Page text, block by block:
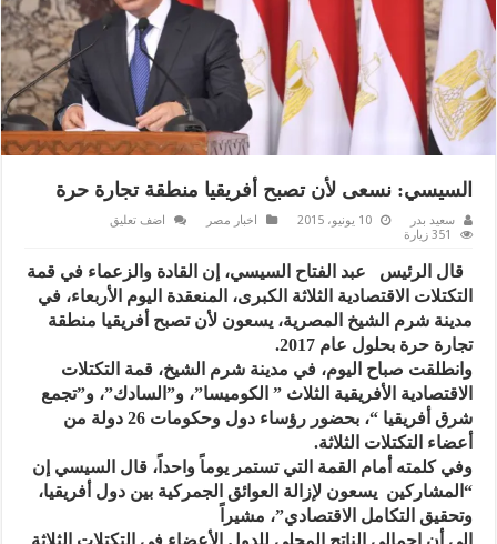
السيسي: نسعى لأن تصبح أفريقيا منطقة تجارة حرة
سعيد بدر 10 يونيو، 2015 اخبار مصر
اضف تعليق
351 زيارة
قال الرئيس عبد الفتاح السيسي، إن القادة والزعماء في قمة
التكتلات الاقتصادية الثلاثة الكبرى، المنعقدة اليوم الأربعاء، في
مدينة شرم الشيخ المصرية، يسعون لأن تصبح أفريقيا منطقة
تجارة حرة بحلول عام 2017.
وانطلقت صباح اليوم، في مدينة شرم الشيخ، قمة التكتلات
الاقتصادية الأفريقية الثلاث ” الكوميسا”، و”السادك”، و”تجمع
شرق أفريقيا “، بحضور رؤساء دول وحكومات 26 دولة من
أعضاء التكتلات الثلاثة.
وفي كلمته أمام القمة التي تستمر يوماً واحداً، قال السيسي إن
“المشاركين يسعون لإزالة العوائق الجمركية بين دول أفريقيا،
وتحقيق التكامل الاقتصادي”، مشيراً
إلى أن إجمالي الناتج المحلي للدول الأعضاء في التكتلات الثلاثة